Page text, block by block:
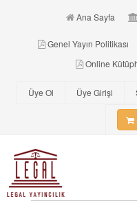
Ana Sayfa
Genel Yayın Politikası
Online
Üye Ol Üye Girişi